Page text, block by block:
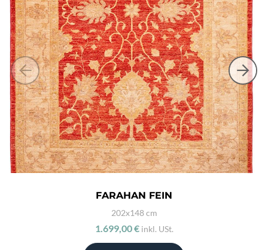
FARAHAN FEIN
202x148 cm
1.699,00 € inkl. USt.